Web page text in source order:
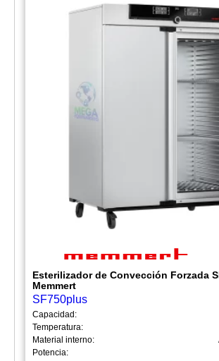
Esterilizador de Convección Forzada
Memmert
SF750plus
Capacidad:
Temperatura:
Material interno:
Potencia: